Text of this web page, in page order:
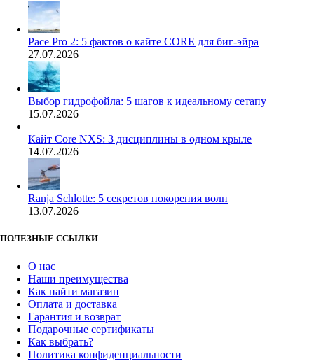
Pace Pro 2: 5 фактов о кайте CORE для биг-эйра
27.07.2026
Выбор гидрофойла: 5 шагов к идеальному сетапу
15.07.2026
Кайт Core NXS: 3 дисциплины в одном крыле
14.07.2026
Ranja Schlotte: 5 секретов покорения волн
13.07.2026
ПОЛЕЗНЫЕ ССЫЛКИ
О нас
Наши преимущества
Как найти магазин
Оплата и доставка
Гарантия и возврат
Подарочные сертификаты
Как выбрать?
Политика конфиденциальности